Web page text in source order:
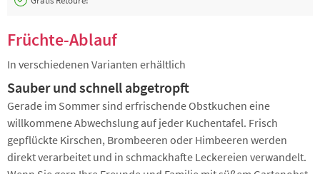
Früchte-Ablauf
In verschiedenen Varianten erhältlich
Sauber und schnell abgetropft
Gerade im Sommer sind erfrischende Obstkuchen eine
willkommene Abwechslung auf jeder Kuchentafel. Frisch
gepflückte Kirschen, Brombeeren oder Himbeeren werden
direkt verarbeitet und in schmackhafte Leckereien verwandelt.